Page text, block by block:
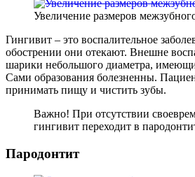
Увеличение размеров
Гингивит – это воспалительное
обострении они отекают. Внешне
шарики небольшого диаметра,
Сами образования болезненны.
принимать пищу и чистить зубы.
Важно! При отсутствии
гингивит переходит в
Пародонтит